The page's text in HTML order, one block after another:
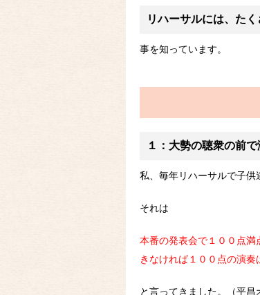
リハーサルには、た
事を知っています。
１：大勢の聴衆の前
私、毎年リハーサルで子供
それは
本番の発表会で１００点
きなければ１００点の演奏
と言ってきました。（平